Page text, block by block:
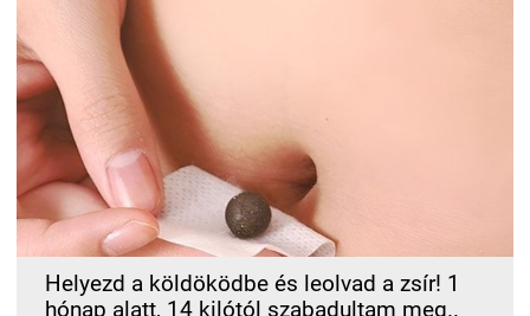
Helyezd a köldöködbe és leolvad a zsír! 1
hónap alatt, 14 kilótól szabadultam meg..